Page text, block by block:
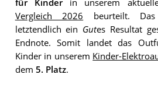
für Kinderin unserem
Vergleich 2026 beurteilt.
letztendlich ein Gutes Resultat
Endnote. Somit landet das
Kinder in unserem Kinder-
dem 5. Platz.